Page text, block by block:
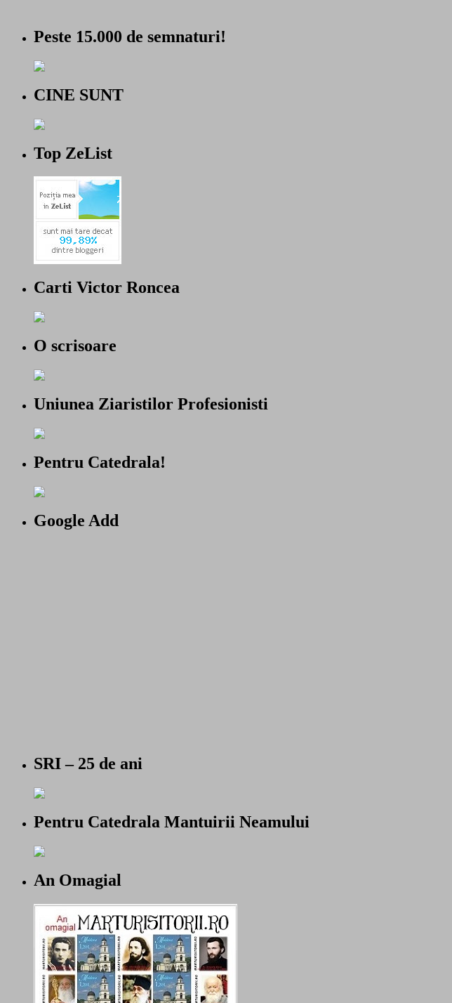
Peste 15.000 de semnaturi!
CINE SUNT
Top ZeList
Carti Victor Roncea
O scrisoare
Uniunea Ziaristilor Profesionisti
Pentru Catedrala!
Google Add
SRI – 25 de ani
Pentru Catedrala Mantuirii Neamului
An Omagial